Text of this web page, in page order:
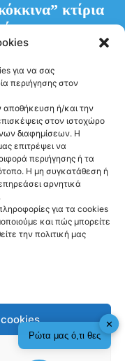
για να σας
περιήγησης στον
αποθήκευση ή/και την
στον ιστοχώρο
διαφημίσεων. Η
επιτρέψει να
περιήγησης ή τα
Η μη συγκατάθεση ή
αρνητικά
για τα cookies
και πώς μπορείτε
την πολιτική μας
κτίρια
για τη
✕
Ρώτα μας ό,τι θες